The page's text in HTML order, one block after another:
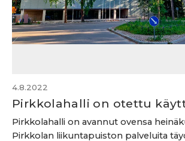
4.8.2022
Pirkkolahalli on otettu
Pirkkolahalli on avannut ovensa
Pirkkolan liikuntapuiston palveluita